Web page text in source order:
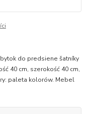
do predsiene šatníky
40 cm, szerokość 40 cm,
paleta kolorów. Mebel